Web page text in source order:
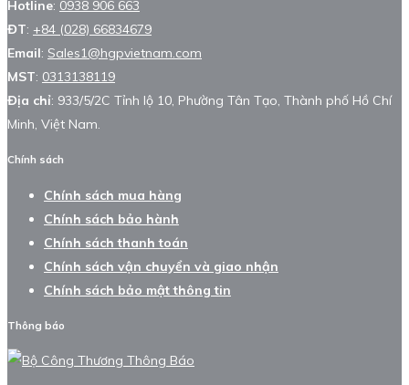
Hotline: 0938 906 663
ĐT: +84 (028) 66834679
Email: Sales1@hgpvietnam.com
MST: 0313138119
Địa chỉ: 933/5/2C Tỉnh lộ 10, Phường Tân Tạo, Thành phố Hồ Chí
Minh, Việt Nam.
Chính sách
Chính sách mua hàng
Chính sách bảo hành
Chính sách thanh toán
Chính sách vận chuyển và giao nhận
Chính sách bảo mật thông tin
Thông báo